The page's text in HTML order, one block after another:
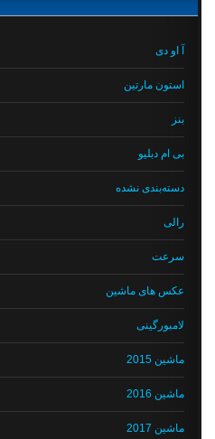
آ او دی
استون مارتین
بی ام دبلیو
دسته‌بندی نشده
رالی
سرعت
عکس های ماشین
لامبورگینی
ماشین 2015
ماشین 2016
ماشین 2017